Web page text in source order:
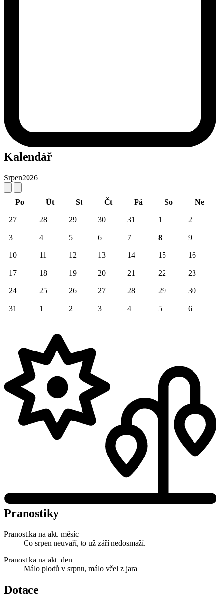
Kalendář
Srpen2026
Po Út St Čt Pá So Ne
27 28 29 30 31 1 2
3 4 5 6 7 8 9
10 11 12 13 14 15 16
17 18 19 20 21 22 23
24 25 26 27 28 29 30
31 1 2 3 4 5 6
Pranostiky
Pranostika na akt. měsíc
Co srpen neuvaří, to už září nedosmaží.
Pranostika na akt. den
Málo plodů v srpnu, málo včel z jara.
Dotace